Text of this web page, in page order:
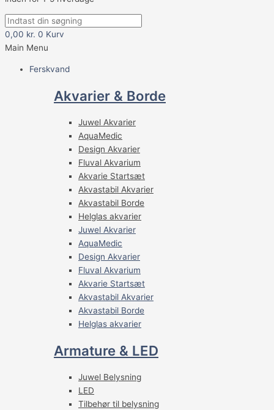
0,00 kr. 0 Kurv
Main Menu
Ferskvand
Akvarier & Borde
Juwel Akvarier
AquaMedic
Design Akvarier
Fluval Akvarium
Akvarie Startsæt
Akvastabil Akvarier
Akvastabil Borde
Helglas akvarier
Juwel Akvarier
AquaMedic
Design Akvarier
Fluval Akvarium
Akvarie Startsæt
Akvastabil Akvarier
Akvastabil Borde
Helglas akvarier
Armature & LED
Juwel Belysning
LED
Tilbehør til belysning